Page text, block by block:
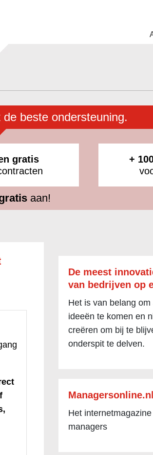
beste ondersteuning.
gratis
+
aan!
De meest
van bedrijven op
Het is van belang
ideeën te komen en
creëren om bij te
onderspit te delven.
Managersonline.nl
Het
managers